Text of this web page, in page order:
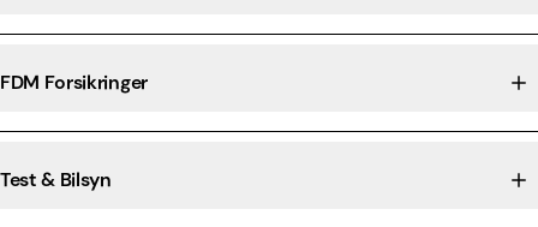
FDM Forsikringer
Test & Bilsyn